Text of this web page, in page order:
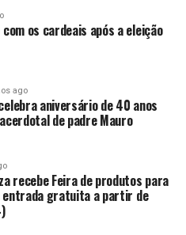
os cardeais após a eleição
ago
aniversário de 40 anos
de padre Mauro
recebe Feira de produtos para
gratuita a partir de